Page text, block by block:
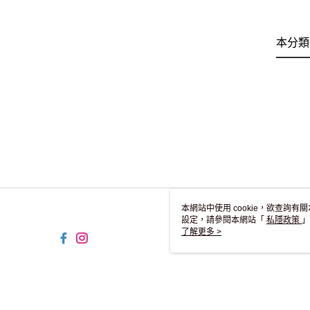
本分
本網站中使用 cookie，欲查詢有
設定，請參閱本網站「 私隱政策
用 cookie。
了解更多 >